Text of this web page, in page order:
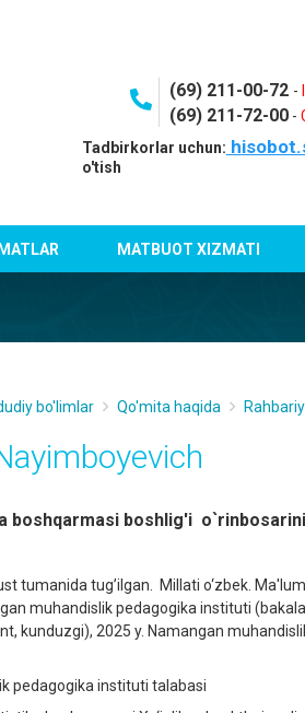
(69) 211-00-72 -
(69) 211-72-00-
Tadbirkorlar uchun:
o'tish
MATBUOT XIZMATI
bo'limlar Qo'mita haqida
boshqarmasi boshlig'i
tumanida tug’ilgan. Millati o‘zbek.
muhandislik pedagogika instituti
kunduzgi), 2025 y. Namangan
pedagogika instituti talabasi